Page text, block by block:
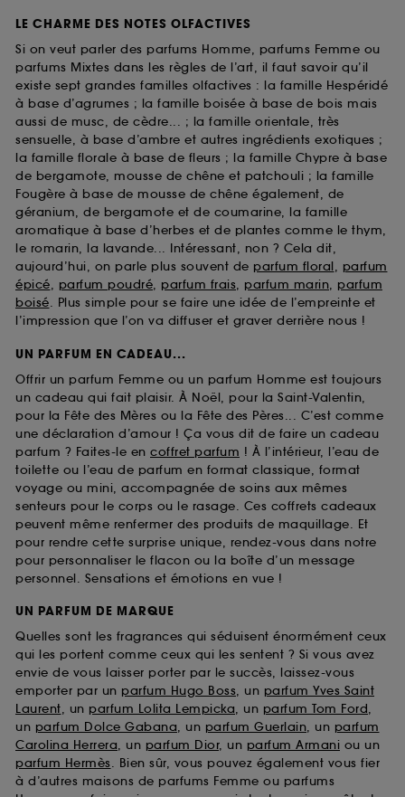
LE CHARME DES NOTES OLFACTIVES
Si on veut parler des parfums Homme, parfums Femme ou
parfums Mixtes dans les règles de l’art, il faut savoir qu’il
existe sept grandes familles olfactives : la famille Hespéridé
à base d’agrumes ; la famille boisée à base de bois mais
aussi de musc, de cèdre... ; la famille orientale, très
sensuelle, à base d’ambre et autres ingrédients exotiques ;
la famille florale à base de fleurs ; la famille Chypre à base
de bergamote, mousse de chêne et patchouli ; la famille
Fougère à base de mousse de chêne également, de
géranium, de bergamote et de coumarine, la famille
aromatique à base d’herbes et de plantes comme le thym,
le romarin, la lavande... Intéressant, non ? Cela dit,
aujourd’hui, on parle plus souvent de parfum floral, parfum
épicé, parfum poudré, parfum frais, parfum marin, parfum
boisé. Plus simple pour se faire une idée de l’empreinte et
l’impression que l’on va diffuser et graver derrière nous !
UN PARFUM EN CADEAU...
Offrir un parfum Femme ou un parfum Homme est toujours
un cadeau qui fait plaisir. À Noël, pour la Saint-Valentin,
pour la Fête des Mères ou la Fête des Pères... C’est comme
une déclaration d’amour ! Ça vous dit de faire un cadeau
parfum ? Faites-le en coffret parfum ! À l’intérieur, l’eau de
toilette ou l’eau de parfum en format classique, format
voyage ou mini, accompagnée de soins aux mêmes
senteurs pour le corps ou le rasage. Ces coffrets cadeaux
peuvent même renfermer des produits de maquillage. Et
pour rendre cette surprise unique, rendez-vous dans notre
pour personnaliser le flacon ou la boîte d’un message
personnel. Sensations et émotions en vue !
UN PARFUM DE MARQUE
Quelles sont les fragrances qui séduisent énormément ceux
qui les portent comme ceux qui les sentent ? Si vous avez
envie de vous laisser porter par le succès, laissez-vous
emporter par un parfum Hugo Boss, un parfum Yves Saint
Laurent, un parfum Lolita Lempicka, un parfum Tom Ford,
un parfum Dolce Gabana, un parfum Guerlain, un parfum
Carolina Herrera, un parfum Dior, un parfum Armani ou un
parfum Hermès. Bien sûr, vous pouvez également vous fier
à d’autres maisons de parfums Femme ou parfums